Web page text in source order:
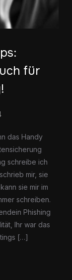
für
das Handy
schreibe ich
mir, sie
sie mir im
schreiben.
Phishing
Ihr war das
[…]